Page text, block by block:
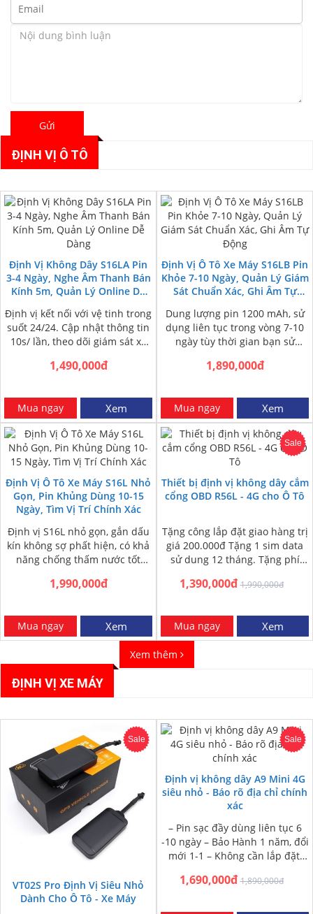
Gửi
ĐỊNH VỊ Ô TÔ
Định Vị Không Dây S16LA Pin
3-4 Ngày, Nghe Âm Thanh Bán
Kính 5m, Quản Lý Online Dễ
Định vị kết nối với vệ tinh trong
suốt 24/24. Cập nhật thông tin
10s/ lần, theo dõi giám sát xe
1,490,000đ
Mua ngay Xem
Định Vị Ô Tô Xe Máy S16LB Pin
Khỏe 7-10 Ngày, Quản Lý Giám
Sát Chuẩn Xác, Ghi Âm Tự
Dung lượng pin 1200 mAh, sử
dụng liên tục trong vòng 7-10
ngày tùy thời gian bạn sử
1,890,000đ
Mua ngay Xem
Định Vị Ô Tô Xe Máy S16L Nhỏ
Gọn, Pin Khủng Dùng 10-15
Ngày, Tìm Vị Trí Chính Xác
Định vị S16L nhỏ gọn, gắn dấu
kín không sợ phất hiện, có khả
năng chống thấm nước tốt
1,990,000đ
Mua ngay Xem
Sale
Thiết bị định vị không dây cắm
cổng OBD R56L - 4G cho Ô Tô
Tặng công lắp đặt giao hàng trị
giá 200.000đ Tặng 1 sim data
sử dung 12 tháng. Tặng phí
1,390,000đ 1,990,000đ
Mua ngay Xem
Xem thêm
ĐỊNH VỊ XE MÁY
Sale
VT02S Pro Định Vị Siêu Nhỏ
Dành Cho Ô Tô - Xe Máy
Sale
Định vị không dây A9 Mini 4G
siêu nhỏ - Báo rõ địa chỉ chính
xác
– Pin sạc đầy dùng liên tục 6
-10 ngày – Bảo Hành 1 năm, đổi
mới 1-1 – Không cần lắp đặt,
1,690,000đ 1,890,000đ